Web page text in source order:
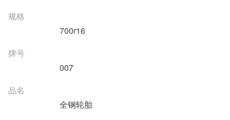
规格
700r16
牌号
007
品名
全钢轮胎